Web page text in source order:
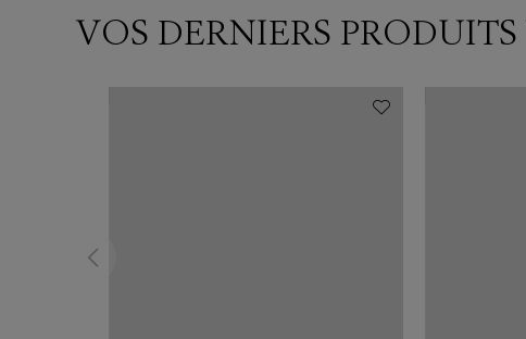
VOS DERNIERS PRODUITS